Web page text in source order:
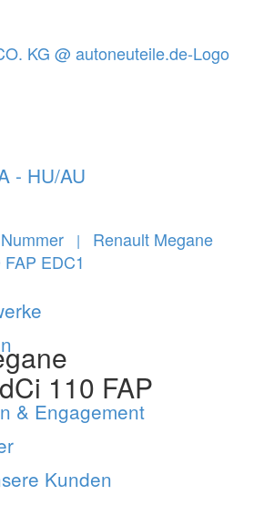
- HU/AU
& Engagement
Kunden
|
Renault Megane
EDC1
110 FAP